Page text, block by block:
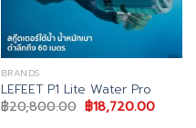
BRANDS
LEFEET P1 Lite Water Pro
฿20,800.00 Original
price
฿18,720.00